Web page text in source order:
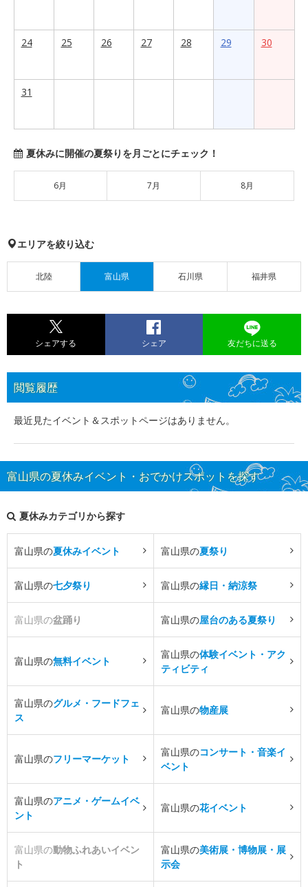
24 25 26 27 28 29 30
31
夏休みに開催の夏祭りを月ごとにチェック！
6月 7月 8月
エリアを絞り込む
北陸 富山県 石川県 福井県
シェアする シェア 友だちに送る
閲覧履歴
最近見たイベント＆スポットページはありません。
富山県の夏休みイベント・おでかけスポットを探す
夏休みカテゴリから探す
富山県の夏休みイベント 富山県の夏祭り
富山県の七夕祭り 富山県の縁日・納涼祭
富山県の盆踊り 富山県の屋台のある夏祭り
富山県の無料イベント
富山県の体験イベント・アク
ティビティ
富山県のグルメ・フードフェ
ス
富山県の物産展
富山県のフリーマーケット
富山県のコンサート・音楽イ
ベント
富山県のアニメ・ゲームイベ
ント
富山県の花イベント
富山県の動物ふれあいイベン
ト
富山県の美術展・博物展・展
示会